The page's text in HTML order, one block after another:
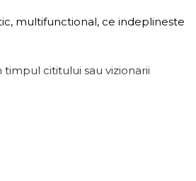
multifunctional, ce indeplineste
timpul cititului sau vizionarii